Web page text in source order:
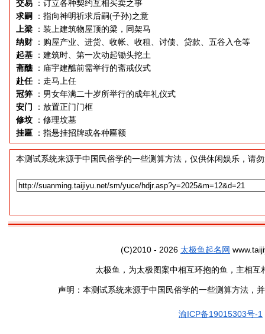
交易
：订立各种契约互相买卖之事
求嗣
：指向神明祈求后嗣(子孙)之意
上梁
：装上建筑物屋顶的梁，同架马
纳财
：购屋产业、进货、收帐、收租、讨债、贷款、五谷入仓等
起基
：建筑时、第一次动起锄头挖土
斋醮 ：庙宇建醮前需举行的斋戒仪式
赴任 ：走马上任
冠笄
：男女年满二十岁所举行的成年礼仪式
安门
：放置正门门框
修坟
：修理坟墓
挂匾
：指悬挂招牌或各种匾额
本测试系统来源于中国民俗学的一些测算方法，仅供休闲娱乐，请
(C)2010 - 2026 太极鱼起名网
太极鱼，为太极图案中相互环抱的鱼，主相
声明：本测试系统来源于中国民俗学的一些测算方法，
渝ICP备19015303号-1